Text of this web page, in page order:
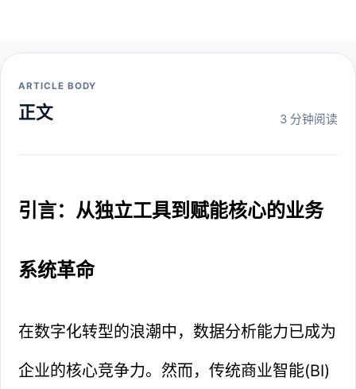
ARTICLE BODY
正文 3 分钟阅读
引言：从独立工具到赋能核心的业务
系统革命
在数字化转型的浪潮中，数据分析能力已成为
企业的核心竞争力。然而，传统商业智能(BI)